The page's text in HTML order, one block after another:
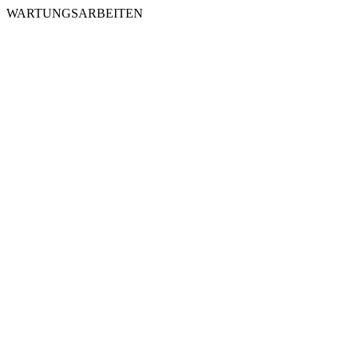
WARTUNGSARBEITEN